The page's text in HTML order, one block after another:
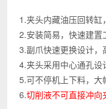
1.夹头内藏油压回转缸
2.安装简易，快速建
3.副爪快速更换设计，
4.夹头采用中心通孔设
5.可不停机上下料，大
6.切削液不可直接冲向